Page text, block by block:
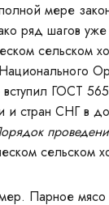
мере
ряд шагов
сельском
ГОСТ
и стран СНГ в
сельском
Парное мясо